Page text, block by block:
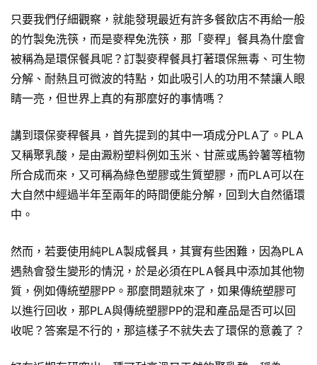
只要我們仔細觀察，就能發現最近有許多餐飲店不再給一般
的竹製免洗筷，而是麥稈免洗筷，那「麥稈」餐具為什麼會
被稱為是環保餐具呢？訂製麥稈餐具打著環保無毒、可生物
分解、耐熱且可微波的特點，如此吸引人的功用不禁讓人眼
睛一亮，但世界上真的有那麼好的事情嗎？
講到環保麥稈餐具，首先提到的其中一項成分PLA了。PLA
又稱聚乳酸，是由澱粉塑料例如玉米、甘蔗或馬鈴薯等植物
所合成而來，又可稱為綠色塑膠或生質塑膠，而PLA可以在
大自然中經過半年至兩年的時間便能分解，回到大自然循環
中。
然而，若要使用純PLA製成餐具，其實有些困難，因為PLA
遇熱會發生變形的情況，於是必須在PLA餐具中添加其他物
質，例如傳統塑膠PP。那麼問題就來了，如果傳統塑膠可
以進行回收，那PLA與傳統塑膠PP的混和產品是否可以回
收呢？答案是不行的，那這樣子不就失去了環保的意義了？